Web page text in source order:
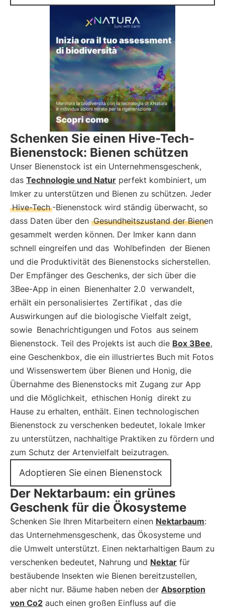
Schenken Sie einen Hive-Tech-
Bienenstock: Bienen schützen
Unser Bienenstock ist ein Unternehmensgeschenk,
das Technologie und Natur perfekt kombiniert, um
Imker zu unterstützen und Bienen zu schützen. Jeder
Hive-Tech -Bienenstock wird ständig überwacht, so
dass Daten über den Gesundheitszustand der Bienen
gesammelt werden können. Der Imker kann dann
schnell eingreifen und das Wohlbefinden der Bienen
und die Produktivität des Bienenstocks sicherstellen.
Der Empfänger des Geschenks, der sich über die
3Bee-App in einen Bienenhalter 2.0 verwandelt,
erhält ein personalisiertes Zertifikat , das die
Auswirkungen auf die biologische Vielfalt zeigt,
sowie Benachrichtigungen und Fotos aus seinem
Bienenstock. Teil des Projekts ist auch die Box 3Bee,
eine Geschenkbox, die ein illustriertes Buch mit Fotos
und Wissenswertem über Bienen und Honig, die
Übernahme des Bienenstocks mit Zugang zur App
und die Möglichkeit, ethischen Honig direkt zu
Hause zu erhalten, enthält. Einen technologischen
Bienenstock zu verschenken bedeutet, lokale Imker
zu unterstützen, nachhaltige Praktiken zu fördern und
zum Schutz der Artenvielfalt beizutragen.
Adoptieren Sie einen Bienenstock
Der Nektarbaum: ein grünes
Geschenk für die Ökosysteme
Schenken Sie Ihren Mitarbeitern einen Nektarbaum:
das Unternehmensgeschenk, das Ökosysteme und
die Umwelt unterstützt. Einen nektarhaltigen Baum zu
verschenken bedeutet, Nahrung und Nektar für
bestäubende Insekten wie Bienen bereitzustellen,
aber nicht nur. Bäume haben neben der Absorption
von Co2 auch einen großen Einfluss auf die